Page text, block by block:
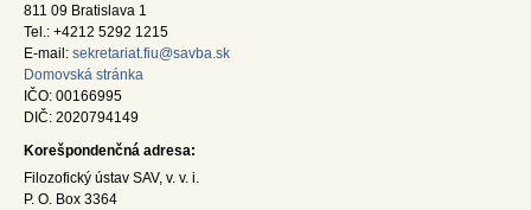
811 09 Bratislava 1
Tel.: +4212 5292 1215
E-mail: sekretariat.fiu@savba.sk
Domovská stránka
IČO: 00166995
DIČ: 2020794149
Korešpondenčná adresa:
Filozofický ústav SAV, v. v. i.
P. O. Box 3364